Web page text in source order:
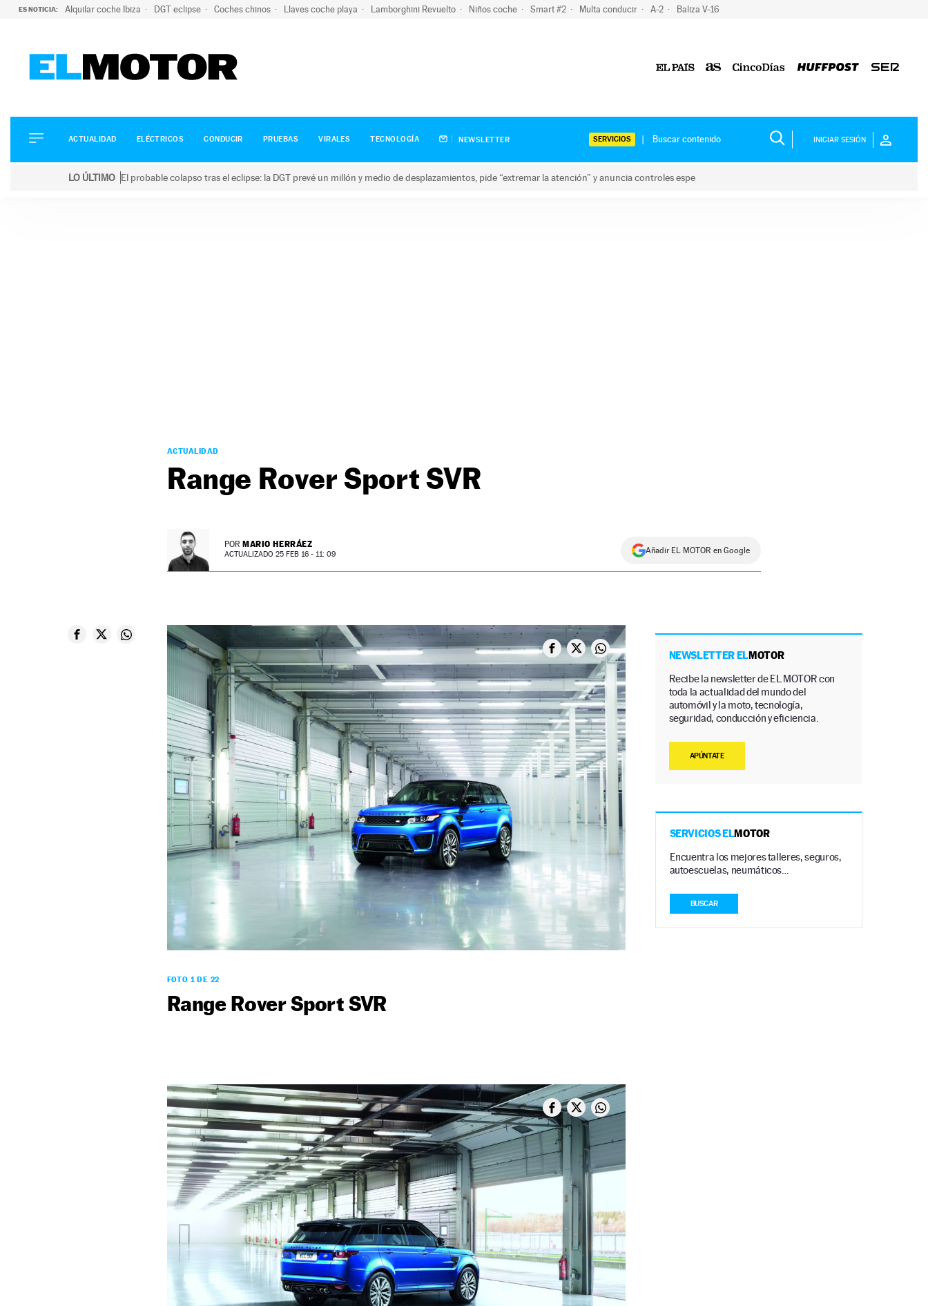
ES NOTICIA: Alquilar coche Ibiza DGT eclipse Coches chinos Llaves coche playa Lamborghini Revuelto Niños coche Smart #2 Multa conducir A-2 Baliza V-16
ELÉCTRICOS
CONDUCIR
ACTUALIDAD ELÉCTRICOS CONDUCIR PRUEBAS VIRALES TECNOLOGÍA NEWSLETTER SERVICIOS INICIAR SESIÓN
LO ÚLTIMO El probable colapso tras el eclipse: la DGT prevé un millón y medio de desplazamientos, pide “extremar la atención” y anuncia controles espe
ACTUALIDAD
Range Rover Sport SVR
POR MARIO HERRÁEZ
ACTUALIZADO 25 FEB 16 - 11: 09 Añadir EL MOTOR en Google
FOTO 1 DE 22
Range Rover Sport SVR
NEWSLETTER ELMOTOR
Recibe la newsletter de EL MOTOR con
toda la actualidad del mundo del
automóvil y la moto, tecnología,
seguridad, conducción y eficiencia.
APÚNTATE
SERVICIOS ELMOTOR
Encuentra los mejores talleres, seguros,
autoescuelas, neumáticos…
BUSCAR